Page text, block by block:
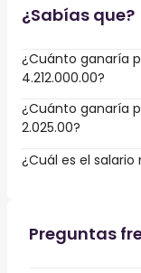
¿Sabías que?
¿Cuánto ganaría
4.212.000.00?
¿Cuánto ganaría
2.025.00?
¿Cuál es el
Preguntas